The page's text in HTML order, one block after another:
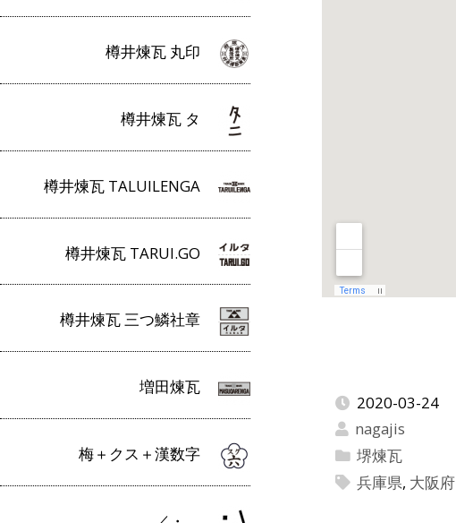
樽井煉瓦 丸印
樽井煉瓦 タ
樽井煉瓦 TALUILENGA
樽井煉瓦 TARUI.GO
樽井煉瓦 三つ鱗社章
増田煉瓦
梅＋クス＋漢数字
2020-03-24
nagajis
堺煉瓦
兵庫県, 大阪府